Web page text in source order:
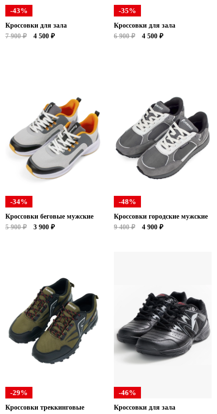
-43%
Кроссовки для зала
7 900 ₽
4 500 ₽
-35%
Кроссовки для зала
6 900 ₽
4 500 ₽
-34%
Кроссовки беговые мужские
5 900 ₽
3 900 ₽
-48%
Кроссовки городские мужские
9 400 ₽
4 900 ₽
-29%
Кроссовки треккинговые
-46%
Кроссовки для зала